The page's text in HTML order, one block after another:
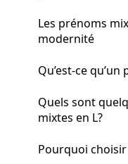
Les prénoms
modernité
Qu’est-ce
Quels sont
mixtes en L?
Pourquoi